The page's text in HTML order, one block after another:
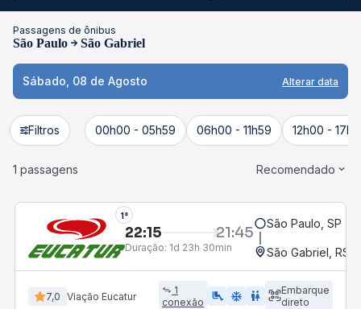
Passagens de ônibus
São Paulo São Gabriel
Sábado, 08 de Agosto Alterar data
Filtros 00h00 - 05h59 06h00 - 11h59 12h00 -
1 passagens Recomendado
1°
22:15 21:45
Duração: 1d 23h 30min
São Paulo, SP -
São Gabriel, RS
7,0 Viação Eucatur
1
conexão
airline_seat_legroom_extra ac_unit wc
Embarque
direto